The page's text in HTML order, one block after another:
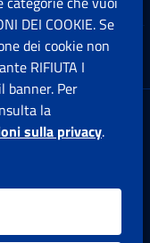
21
DEI COOKIE. Se
dei cookie non
RIFIUTA I
banner. Per
la
sulla privacy.